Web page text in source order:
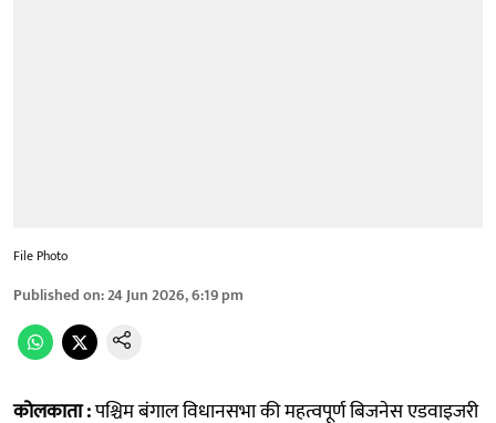
File Photo
Published on:24 Jun 2026, 6:19 pm
कोलकाता :पश्चिम बंगाल विधानसभा की महत्वपूर्ण बिजनेस एडवाइजरी